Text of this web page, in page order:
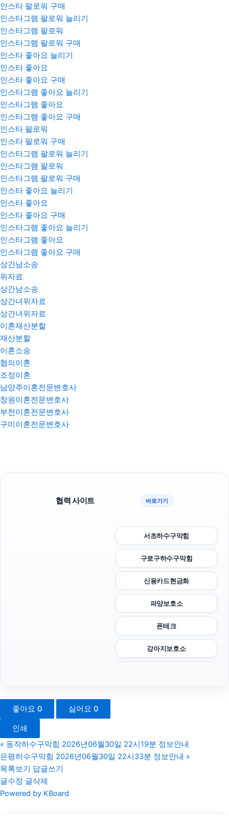
인스타 팔로워 구매
인스타그램 팔로워 늘리기
인스타그램 팔로워
인스타그램 팔로워 구매
인스타 좋아요 늘리기
인스타 좋아요
인스타 좋아요 구매
인스타그램 좋아요 늘리기
인스타그램 좋아요
인스타그램 좋아요 구매
인스타 팔로워
인스타 팔로워 구매
인스타그램 팔로워 늘리기
인스타그램 팔로워
인스타그램 팔로워 구매
인스타 좋아요 늘리기
인스타 좋아요
인스타 좋아요 구매
인스타그램 좋아요 늘리기
인스타그램 좋아요
인스타그램 좋아요 구매
상간남소송
위자료
상간남소송
상간녀위자료
상간녀위자료
이혼재산분할
재산분할
이혼소송
협의이혼
조정이혼
남양주이혼전문변호사
창원이혼전문변호사
부천이혼전문변호사
구미이혼전문변호사
협력 사이트 바로가기
서초하수구막힘
구로구하수구막힘
신용카드현금화
파양보호소
폰테크
강아지보호소
광교피부과
좋아요 0 싫어요 0
인쇄
« 동작하수구막힘 2026년06월30일 22시19분 정보안내
은평하수구막힘 2026년06월30일 22시33분 정보안내 »
목록보기 답글쓰기
글수정 글삭제
Powered by KBoard